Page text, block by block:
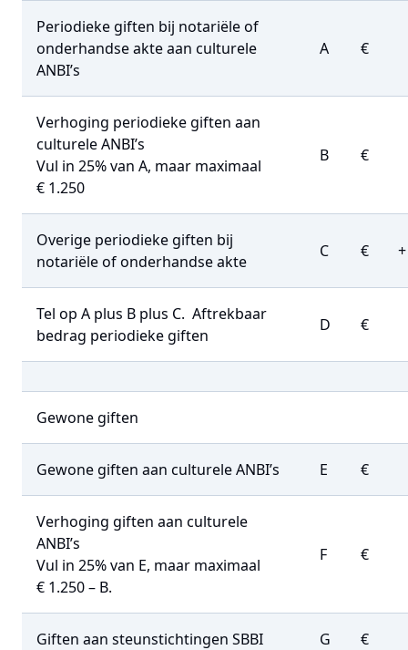
Periodieke giften bij notariële of
onderhandse akte aan culturele
ANBI’s
A €
Verhoging periodieke giften aan
culturele ANBI’s
Vul in 25% van A, maar maximaal
€ 1.250
B €
Overige periodieke giften bij
notariële of onderhandse akte
C € +
Tel op A plus B plus C. Aftrekbaar
bedrag periodieke giften
D €
Gewone giften
Gewone giften aan culturele ANBI’s E €
Verhoging giften aan culturele
ANBI’s
Vul in 25% van E, maar maximaal
€ 1.250 – B.
F €
Giften aan steunstichtingen SBBI G €